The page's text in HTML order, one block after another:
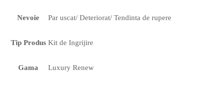
Nevoie Par uscat/ Deteriorat/ Tendinta de rupere
Tip Produs Kit de Ingrijire
Gama Luxury Renew